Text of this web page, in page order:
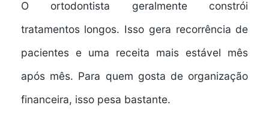
O ortodontista geralmente constrói
tratamentos longos. Isso gera recorrência de
pacientes e uma receita mais estável mês
após mês. Para quem gosta de organização
financeira, isso pesa bastante.